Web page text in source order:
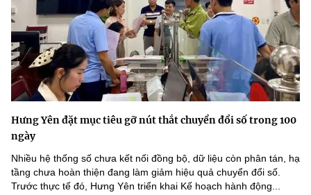
Hưng Yên đặt mục tiêu gỡ nút thắt chuyển đổi số trong 100
ngày
Nhiều hệ thống số chưa kết nối đồng bộ, dữ liệu còn phân tán, hạ
tầng chưa hoàn thiện đang làm giảm hiệu quả chuyển đổi số.
Trước thực tế đó, Hưng Yên triển khai Kế hoạch hành động...